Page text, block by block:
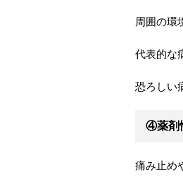
周囲の環
代表的な
恐ろしい
④薬剤
痛み止め